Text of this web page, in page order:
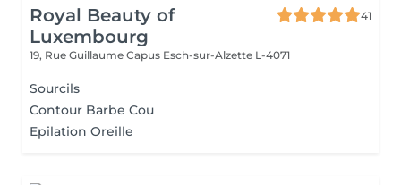
Royal Beauty of
Luxembourg
41
19, Rue Guillaume Capus Esch-sur-Alzette L-4071
Sourcils
Contour Barbe Cou
Epilation Oreille